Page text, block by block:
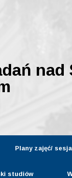
Plany zajęć/
studiów